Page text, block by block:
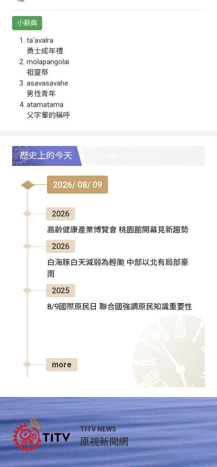
小辭典
ta‘avalra
勇士成年禮
molapangolai
祖靈祭
asavasavahe
男性青年
atamatama
父字輩的稱呼
歷史上的今天
2026/ 08/ 09
2026
高齡健康產業博覽會 桃園館開幕見新趨勢
2026
白海豚白天減弱為輕颱 中部以北有局部豪
雨
2025
8/9國際原民日 聯合國強調原民知識重要性
more
TITV NEWS
原視新聞網